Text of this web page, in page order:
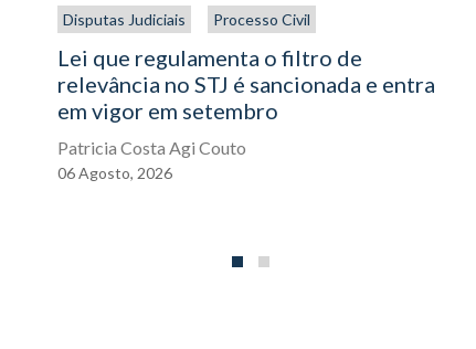
Disputas Judiciais Processo Civil
Lei que regulamenta o filtro de
relevância no STJ é sancionada e entra
em vigor em setembro
Patricia Costa Agi Couto
06Agosto, 2026